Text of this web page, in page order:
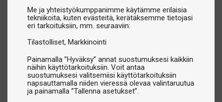
Me ja yhteistyökumppanimme käytämme erilaisia
tekniikoita, kuten evästeitä, kerätäksemme tietojasi
eri tarkoituksiin, mm. seuraaviin:
Tilastolliset Markkinointi
Painamalla ”Hyväksy” annat suostumuksesi kaikkiin
näihin käyttötarkoituksiin. Voit antaa
suostumuksesi valitsemiisi käyttötarkoituksiin
napsauttamalla niiden vieressä olevaa valintaruutua
ja painamalla ”Tallenna asetukset”.